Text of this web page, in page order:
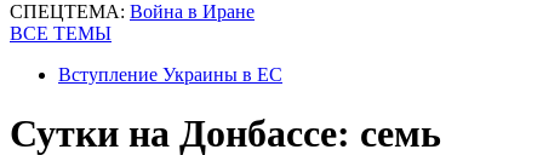
СПЕЦТЕМА: Война в Иране
ВСЕ ТЕМЫ
Вступление Украины в ЕС
Сутки на Донбассе: семь